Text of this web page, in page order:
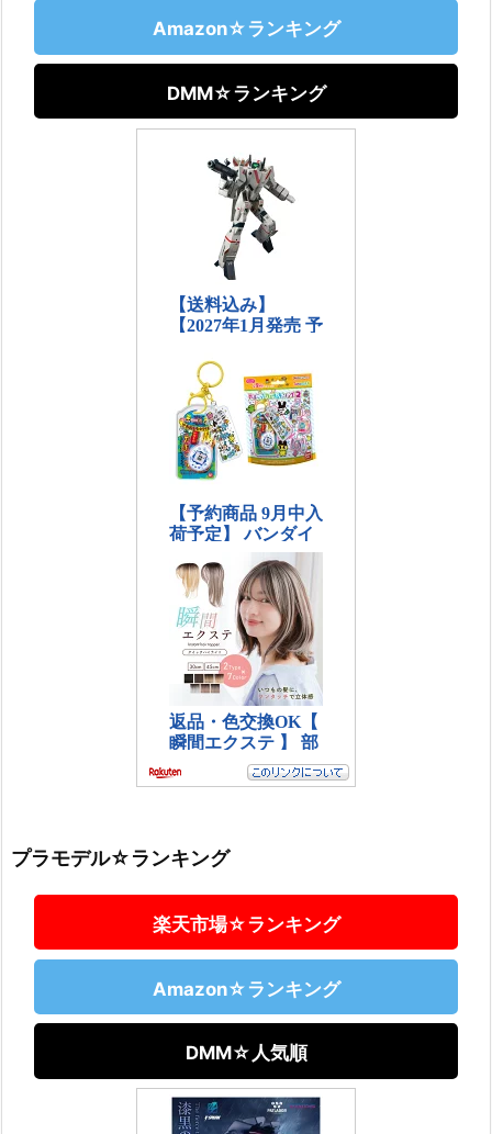
Amazon☆ランキング
DMM☆ランキング
プラモデル☆ランキング
楽天市場☆ランキング
Amazon☆ランキング
DMM☆人気順